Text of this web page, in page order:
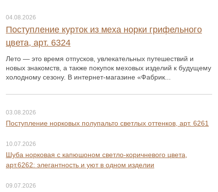
04.08.2026
Поступление курток из меха норки грифельного
цвета, арт. 6324
Лето — это время отпусков, увлекательных путешествий и
новых знакомств, а также покупок меховых изделий к будущему
холодному сезону. В интернет-магазине «Фабрик...
03.08.2026
Поступление норковых полупальто светлых оттенков, арт. 6261
10.07.2026
Шуба норковая с капюшоном светло-коричневого цвета,
арт.6262: элегантность и уют в одном изделии
09.07.2026